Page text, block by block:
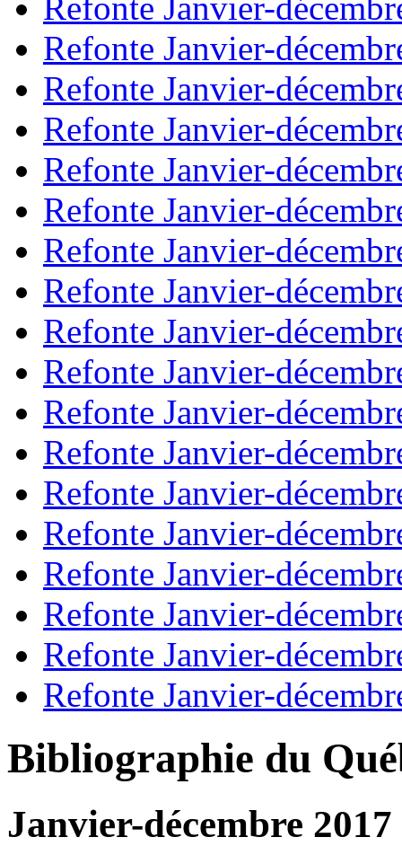
Refonte Janvier-
Refonte Janvier-
Refonte Janvier-
Refonte Janvier-
Refonte Janvier-
Refonte Janvier-
Refonte Janvier-
Refonte Janvier-
Refonte Janvier-
Refonte Janvier-
Refonte Janvier-
Refonte Janvier-
Refonte Janvier-
Refonte Janvier-
Refonte Janvier-
Refonte Janvier-
Refonte Janvier-
Bibliographie du
Janvier-décembre 2017